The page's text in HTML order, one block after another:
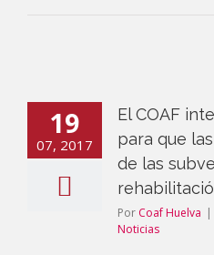
19
07, 2017
El COAF
para que
de las
Por Coaf Huelva |
Noticias